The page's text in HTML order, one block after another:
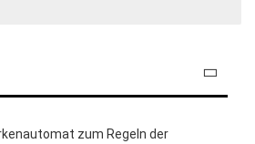
zum Regeln der